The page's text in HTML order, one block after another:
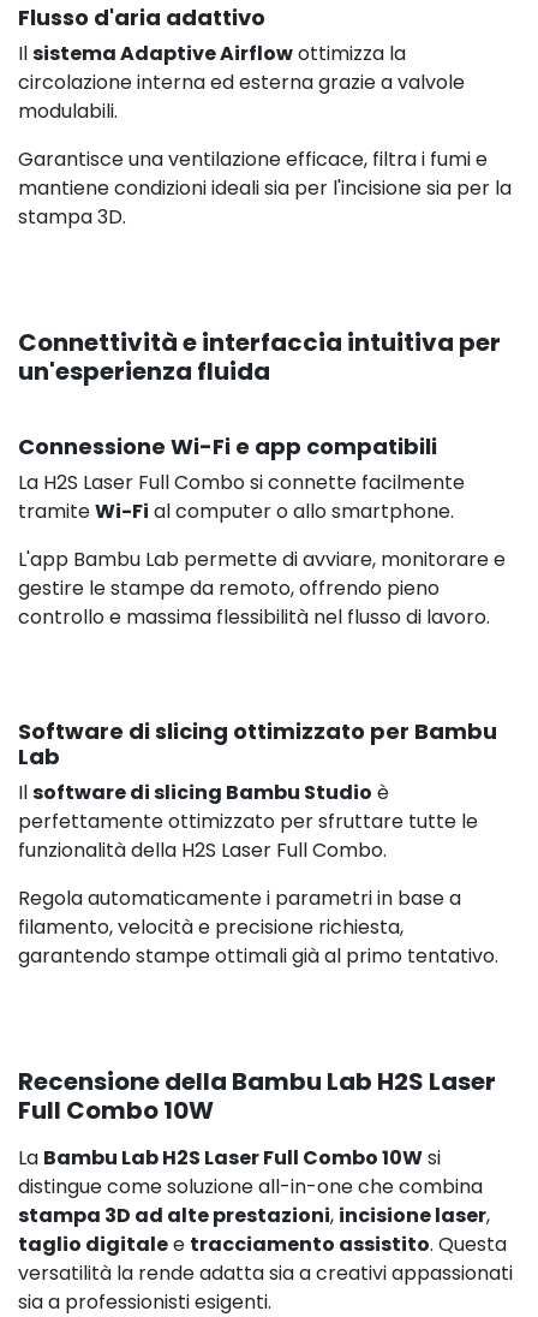
Flusso d'aria adattivo
Ilsistema Adaptive Airflowottimizza la
circolazione interna ed esterna grazie a valvole
modulabili.
Garantisce una ventilazione efficace, filtra i fumi e
mantiene condizioni ideali sia per l'incisione sia per la
stampa 3D.
Connettività e interfaccia intuitiva per
un'esperienza fluida
Connessione Wi-Fi e app compatibili
La H2S Laser Full Combo si connette facilmente
tramiteWi-Fi al computer o allo smartphone.
L'app Bambu Lab permette di avviare, monitorare e
gestire le stampe da remoto, offrendo pieno
controllo e massima flessibilità nel flusso di lavoro.
Software di slicing ottimizzato per Bambu
Lab
Ilsoftware di slicing Bambu Studio è
perfettamente ottimizzato per sfruttare tutte le
funzionalità della H2S Laser Full Combo.
Regola automaticamente i parametri in base a
filamento, velocità e precisione richiesta,
garantendo stampe ottimali già al primo tentativo.
Recensione della Bambu Lab H2S Laser
Full Combo 10W
La Bambu Lab H2S Laser Full Combo 10Wsi
distingue come soluzione all-in-one che combina
stampa 3D ad alte prestazioni, incisione laser,
taglio digitalee tracciamento assistito. Questa
versatilità la rende adatta sia a creativi appassionati
sia a professionisti esigenti.